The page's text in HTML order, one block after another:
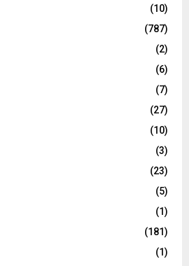
(10)
(787)
(2)
(6)
(7)
(27)
(10)
(3)
(23)
(5)
(1)
(181)
(1)